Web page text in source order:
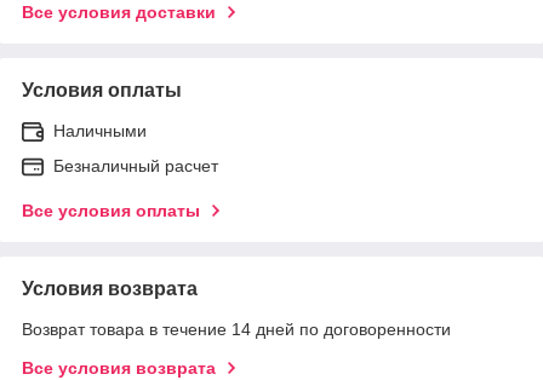
Все условия доставки
Условия оплаты
Наличными
Безналичный расчет
Все условия оплаты
Условия возврата
Возврат товара в течение 14 дней по договоренности
Все условия возврата